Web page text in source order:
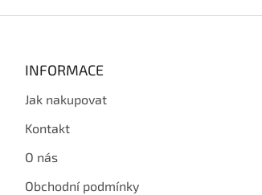
INFORMACE
Jak nakupovat
Kontakt
O nás
Obchodní podmínky